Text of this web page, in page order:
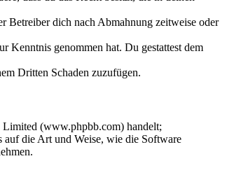
Betreiber dich nach Abmahnung zeitweise oder
Kenntnis genommen hat. Du gestattest dem
Dritten Schaden zuzufügen.
(www.phpbb.com) handelt;
auf die Art und Weise, wie die Software